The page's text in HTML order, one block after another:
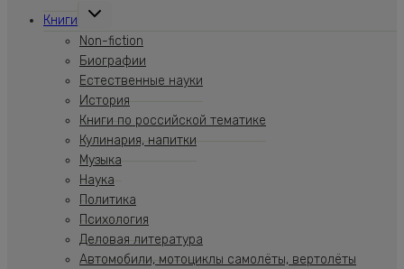
Книги
Переключить
меню
Non-fiction
Биографии
Естественные науки
История
Книги по российской тематике
Кулинария, напитки
Музыка
Наука
Политика
Психология
Деловая литература
Автомобили, мотоциклы самолёты, вертолёты